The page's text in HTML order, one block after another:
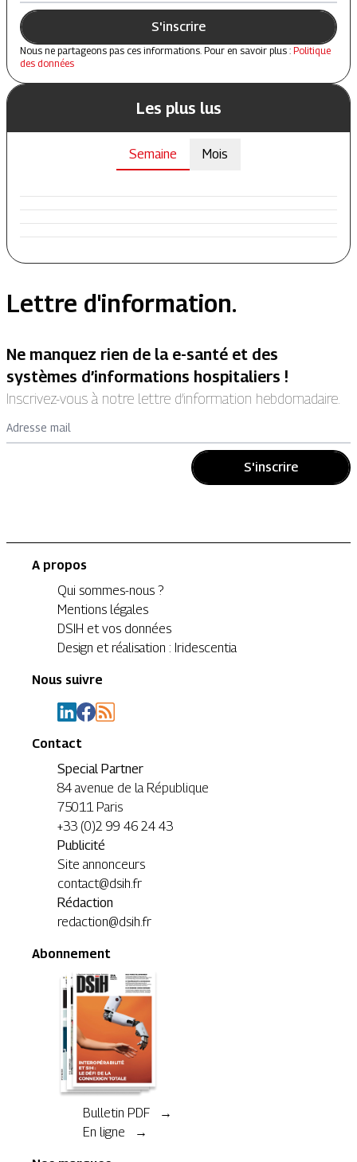
S'inscrire
Nous ne partageons pas ces informations. Pour en savoir plus : Politique
des données
Les plus lus
Semaine Mois
Lettre d'information.
Ne manquez rien de la e-santé et des
systèmes d’informations hospitaliers !
Inscrivez-vous à notre lettre d’information hebdomadaire.
Adresse mail
S'inscrire
A propos
Qui sommes-nous ?
Mentions légales
DSIH et vos données
Design et réalisation : Iridescentia
Nous suivre
Contact
Special Partner
84 avenue de la République
75011 Paris
+33 (0)2 99 46 24 43
Publicité
Site annonceurs
contact@dsih.fr
Rédaction
redaction@dsih.fr
Abonnement
Bulletin PDF →
En ligne →